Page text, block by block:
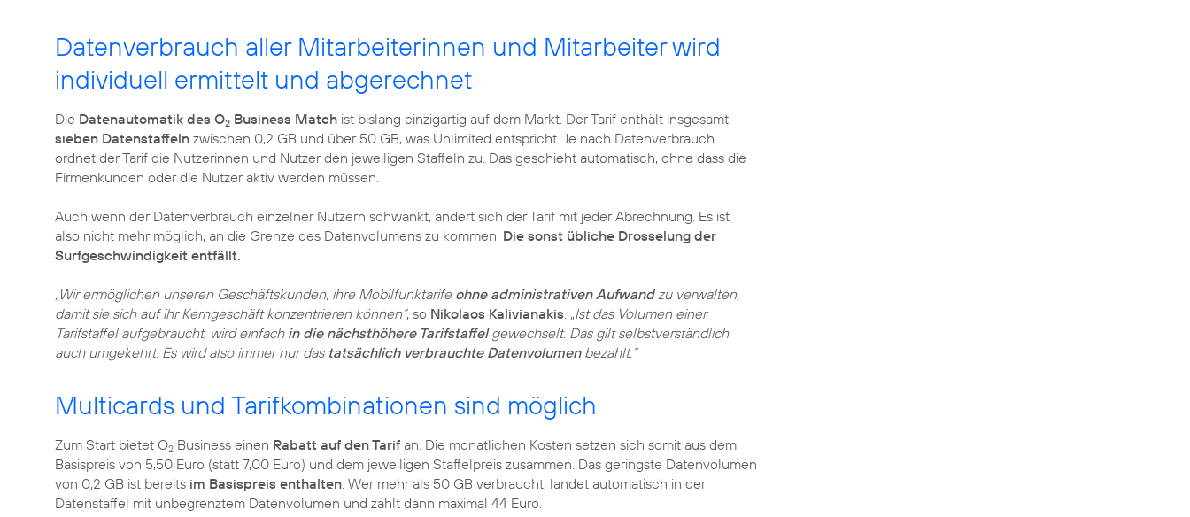
Datenverbrauch aller Mitarbeiterinnen und Mitarbeiter wird
individuell ermittelt und abgerechnet
Die Datenautomatik des O2 Business Match ist bislang einzigartig auf dem Markt. Der Tarif enthält insgesamt
sieben Datenstaffeln zwischen 0,2 GB und über 50 GB, was Unlimited entspricht. Je nach Datenverbrauch
ordnet der Tarif die Nutzerinnen und Nutzer den jeweiligen Staffeln zu. Das geschieht automatisch, ohne dass die
Firmenkunden oder die Nutzer aktiv werden müssen.
Auch wenn der Datenverbrauch einzelner Nutzern schwankt, ändert sich der Tarif mit jeder Abrechnung. Es ist
also nicht mehr möglich, an die Grenze des Datenvolumens zu kommen. Die sonst übliche Drosselung der
Surfgeschwindigkeit entfällt.
„Wir ermöglichen unseren Geschäftskunden, ihre Mobilfunktarife ohne administrativen Aufwandzu verwalten,
damit sie sich auf ihr Kerngeschäft konzentrieren können“, so Nikolaos Kalivianakis . „Ist das Volumen einer
Tarifstaffel aufgebraucht, wird einfach in die nächsthöhere Tarifstaffelgewechselt. Das gilt selbstverständlich
auch umgekehrt. Es wird also immer nur das tatsächlich verbrauchte Datenvolumenbezahlt.“
Multicards und Tarifkombinationen sind möglich
Zum Start bietet O2 Business einen Rabatt auf den Tarif an. Die monatlichen Kosten setzen sich somit aus dem
Basispreis von 5,50 Euro (statt 7,00 Euro) und dem jeweiligen Staffelpreis zusammen. Das geringste Datenvolumen
von 0,2 GB ist bereits im Basispreis enthalten . Wer mehr als 50 GB verbraucht, landet automatisch in der
Datenstaffel mit unbegrenztem Datenvolumen und zahlt dann maximal 44 Euro.